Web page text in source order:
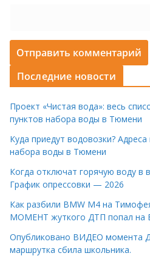
Последние новости
Проект «Чистая вода»: весь
пунктов набора воды в Тюмени
Куда приедут водовозки?
набора воды в Тюмени
Когда отключат горячую воду
График опрессовки — 2026
Как разбили BMW M4 на
МОМЕНТ жуткого ДТП попал на
Опубликовано ВИДЕО момента
маршрутка сбила школьника.